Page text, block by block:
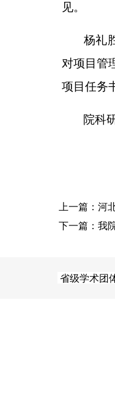
见。
杨礼胜
对项目管
项目任务
院科研
上一篇：河
下一篇：我